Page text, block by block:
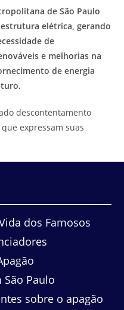
de São Paulo
elétrica, gerando
de
e melhorias na
de energia
descontentamento
expressam suas
dos Famosos
São Paulo
sobre o apagão